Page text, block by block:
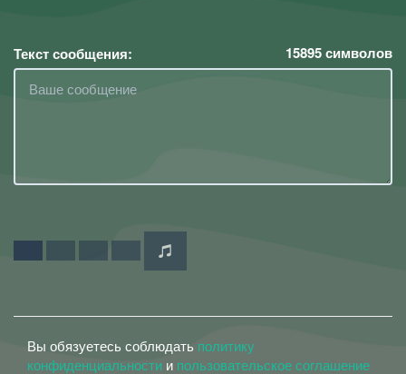
Текст сообщения: 15895символов
Вы обязуетесь соблюдать политику
конфиденциальности и пользовательское соглашение